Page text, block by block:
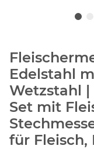
Edelstahl
Wetzstahl |
Set mit
für Fleisch,